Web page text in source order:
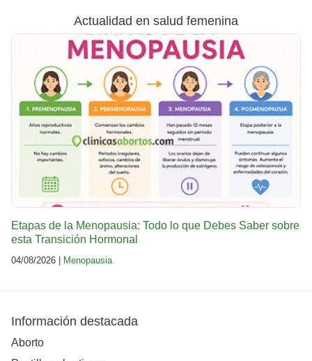
Actualidad en salud femenina
Etapas de la Menopausia: Todo lo que Debes Saber sobre
esta Transición Hormonal
04/08/2026 | Menopausia
Información destacada
Aborto